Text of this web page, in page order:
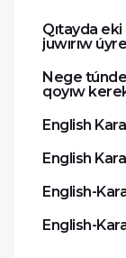
Qıtayda
juwırıw
Nege
qoyıw
English
English
English-
English-